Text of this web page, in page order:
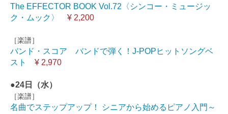
The EFFECTOR BOOK Vol.72〈シンコー・ミュージッ
ク・ムック〉
¥ 2,200
［楽譜］
バンド・スコア バンドで弾く！J-POPヒットソングベ
スト
¥ 2,970
●24日 （水）
［楽譜］
名曲でステップアップ！ シニアから始めるピアノ入門～